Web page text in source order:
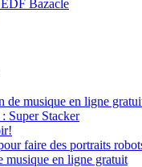
EDF Bazacle
de musique en ligne
: Super Stacker
faire des portraits
musique en ligne gratuit